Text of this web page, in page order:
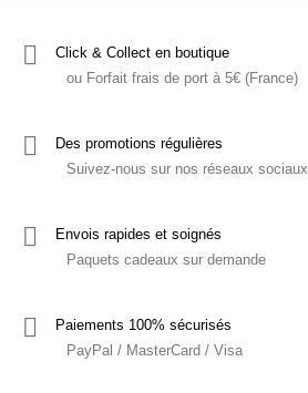
Click & Collect en boutique
ou Forfait frais de port à 5€ (France)
Des promotions régulières
Suivez-nous sur nos réseaux sociaux
Envois rapides et soignés
Paquets cadeaux sur demande
Paiements 100% sécurisés
PayPal / MasterCard / Visa